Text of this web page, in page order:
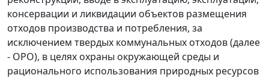
консервации и ликвидации объектов размещения
отходов производства и потребления, за
исключением твердых коммунальных отходов (далее
- ОРО), в целях охраны окружающей среды и
рационального использования природных ресурсов